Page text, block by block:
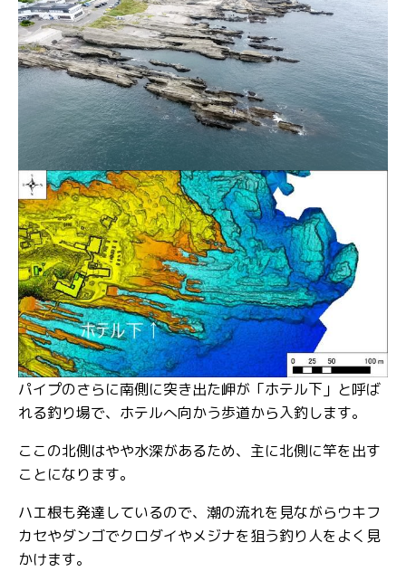
パイプのさらに南側に突き出た岬が「ホテル下」と呼ば
れる釣り場で、ホテルへ向かう歩道から入釣します。
ここの北側はやや水深があるため、主に北側に竿を出す
ことになります。
ハエ根も発達しているので、潮の流れを見ながらウキフ
カセやダンゴでクロダイやメジナを狙う釣り人をよく見
かけます。